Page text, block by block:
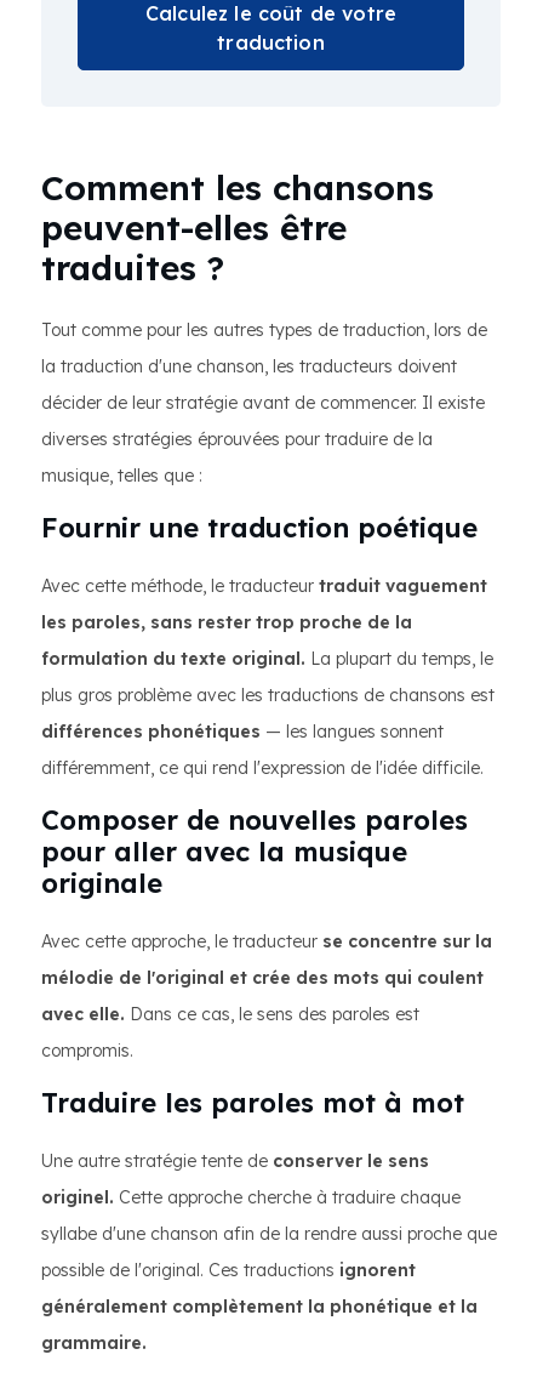
Calculez le coût de votre
traduction
Comment les chansons
peuvent-elles être
traduites ?
Tout comme pour les autres types de traduction, lors de
la traduction d'une chanson, les traducteurs doivent
décider de leur stratégie avant de commencer. Il existe
diverses stratégies éprouvées pour traduire de la
musique, telles que :
Fournir une traduction poétique
Avec cette méthode, le traducteur traduit vaguement
les paroles, sans rester trop proche de la
formulation du texte original. La plupart du temps, le
plus gros problème avec les traductions de chansons est
différences phonétiques — les langues sonnent
différemment, ce qui rend l'expression de l'idée difficile.
Composer de nouvelles paroles
pour aller avec la musique
originale
Avec cette approche, le traducteur se concentre sur la
mélodie de l'original et crée des mots qui coulent
avec elle. Dans ce cas, le sens des paroles est
compromis.
Traduire les paroles mot à mot
Une autre stratégie tente de conserver le sens
originel. Cette approche cherche à traduire chaque
syllabe d'une chanson afin de la rendre aussi proche que
possible de l'original. Ces traductions ignorent
généralement complètement la phonétique et la
grammaire.